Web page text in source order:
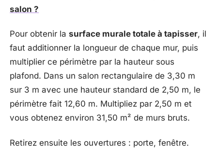
salon ?
Pour obtenir la surface murale totale à tapisser, il
faut additionner la longueur de chaque mur, puis
multiplier ce périmètre par la hauteur sous
plafond. Dans un salon rectangulaire de 3,30 m
sur 3 m avec une hauteur standard de 2,50 m, le
périmètre fait 12,60 m. Multipliez par 2,50 m et
vous obtenez environ 31,50 m² de murs bruts.
Retirez ensuite les ouvertures : porte, fenêtre.